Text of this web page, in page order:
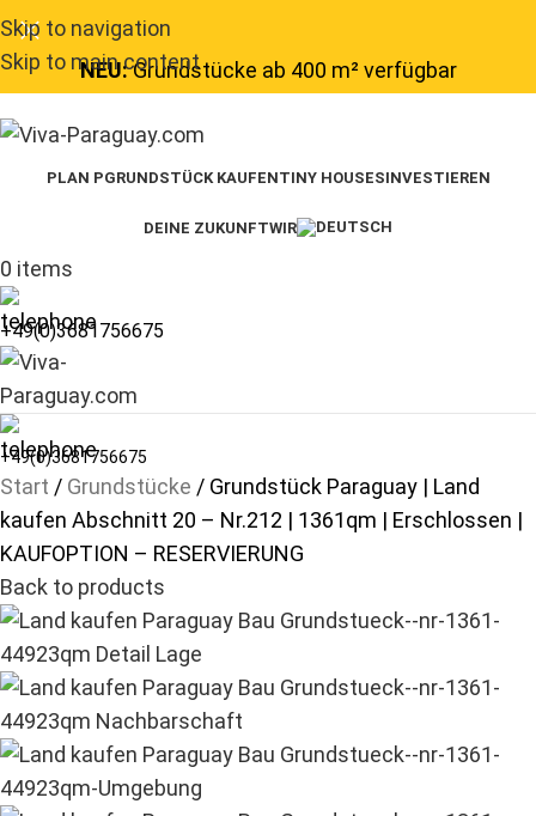
Skip to navigation
Skip to main content
NEU:Grundstücke ab 400 m² verfügbar
PLAN PGRUNDSTÜCK KAUFENTINY HOUSESINVESTIEREN
DEINE ZUKUNFTWIR
0 items
+49(0)3681756675
+49(0)3681756675
Start Grundstücke
Grundstück Paraguay | Land
kaufen Abschnitt 20 – Nr.212 | 1361qm | Erschlossen |
KAUFOPTION – RESERVIERUNG
Back to products